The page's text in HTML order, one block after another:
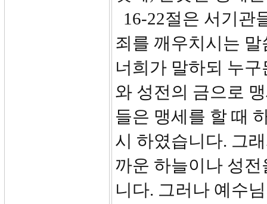
16-22절은 서기관
죄를 깨우치시는
너희가 말하되 누
와 성전의 금으로
들은 맹세를 할 때
시 하였습니다. 그
까운 하늘이나 성
니다. 그러나 예수